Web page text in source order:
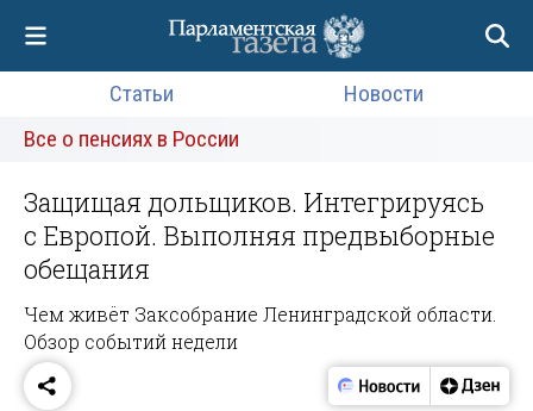
Статьи
Новости
Все о пенсиях в России
Защищая дольщиков. Интегрируясь
с Европой. Выполняя предвыборные
обещания
Чем живёт Заксобрание Ленинградской области.
Обзор событий недели